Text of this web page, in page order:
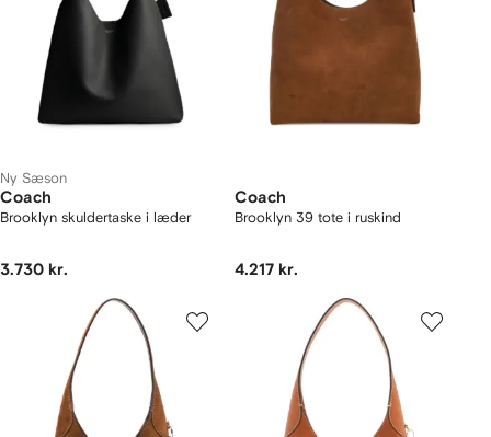
Ny Sæson
Coach
Brooklyn skuldertaske i læder
3.730 kr.
Coach
Brooklyn 39 tote i ruskind
4.217 kr.